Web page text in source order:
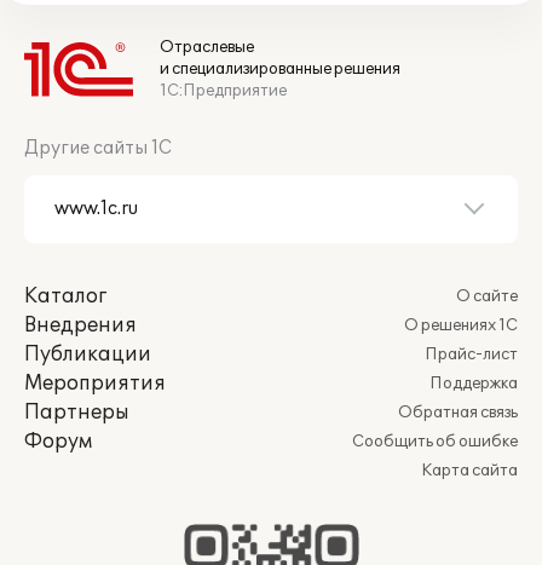
Отраслевые
и специализированные решения
1С:Предприятие
Другие сайты 1С
Каталог
Внедрения
Публикации
Мероприятия
Партнеры
Форум
О сайте
О решениях 1С
Прайс-лист
Поддержка
Обратная связь
Сообщить об ошибке
Карта сайта